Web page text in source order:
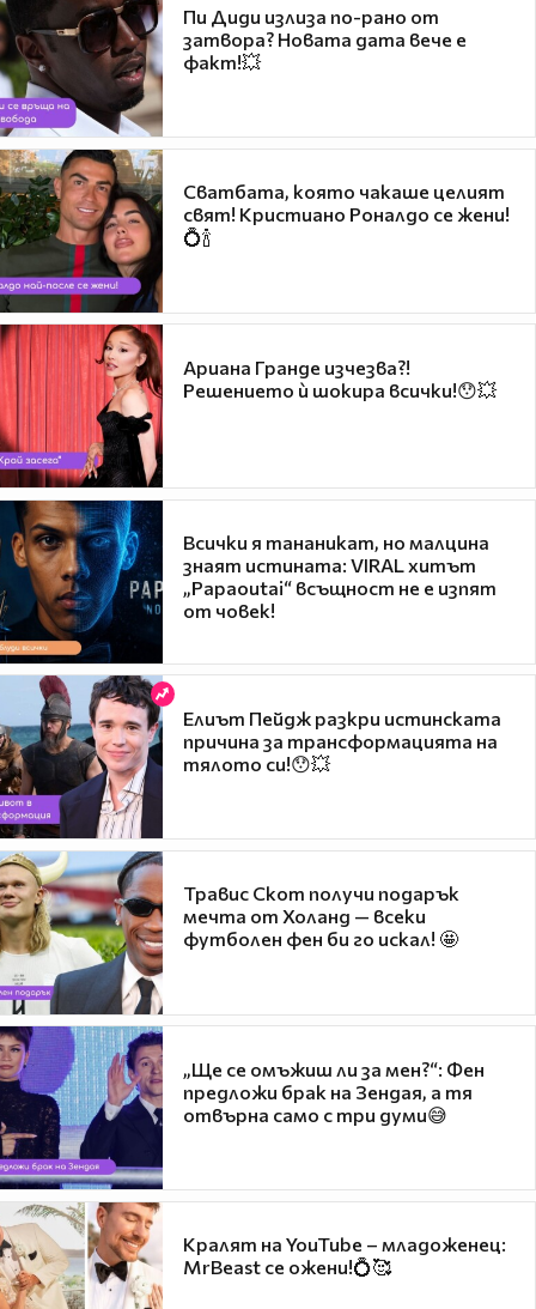
Пи Диди излиза по-рано от
затвора? Новата дата вече е
факт!💥
Сватбата, която чакаше целият
свят! Кристиано Роналдо се жени!
💍🍾
Ариана Гранде изчезва?!
Решението ѝ шокира всички!😯💥
Всички я тананикат, но малцина
знаят истината: VIRAL хитът
„Papaoutai“ всъщност не е изпят
от човек!
Елиът Пейдж разкри истинската
причина за трансформацията на
тялото си!😯💥
Травис Скот получи подарък
мечта от Холанд — всеки
футболен фен би го искал! 🤩
„Ще се омъжиш ли за мен?“: Фен
предложи брак на Зендая, а тя
отвърна само с три думи😅
Кралят на YouTube – младоженец:
MrBeast се ожени!💍🥰